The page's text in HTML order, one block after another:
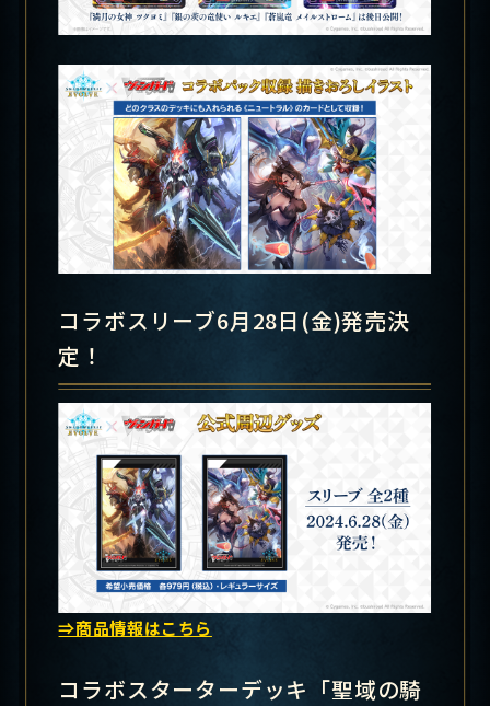
コラボスリーブ6月28日(金)発売決
定！
⇒商品情報はこちら
コラボスターターデッキ「聖域の騎